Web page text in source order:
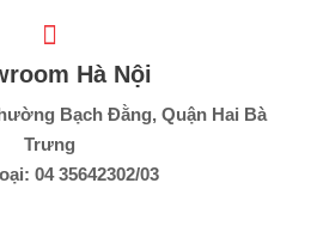
Hà Nội
Bạch Đằng, Quận Hai Bà
Trưng
04 35642302/03